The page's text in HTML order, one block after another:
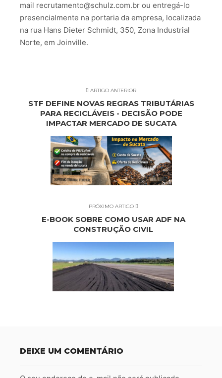
mail recrutamento@schulz.com.br ou entregá-lo
presencialmente na portaria da empresa, localizada
na rua Hans Dieter Schmidt, 350, Zona Industrial
Norte, em Joinville.
ARTIGO ANTERIOR
STF DEFINE NOVAS REGRAS TRIBUTÁRIAS
PARA RECICLÁVEIS - DECISÃO PODE
IMPACTAR MERCADO DE SUCATA
PRÓXIMO ARTIGO
E-BOOK SOBRE COMO USAR ADF NA
CONSTRUÇÃO CIVIL
DEIXE UM COMENTÁRIO